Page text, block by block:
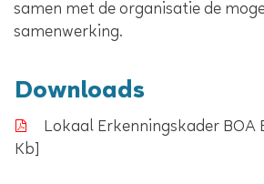
samen met de organisatie de
samenwerking.
Downloads
Lokaal Erkenningskader BOA
Kb